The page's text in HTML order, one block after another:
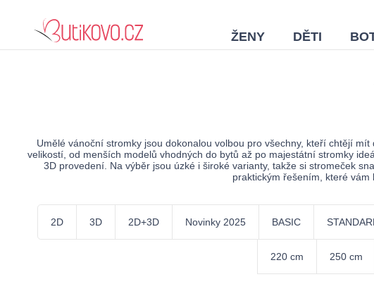
ŽENY DĚTI
Umělé vánoční stromky jsou dokonalou volbou pro všechny, kteří chtějí
velikostí, od menších modelů vhodných do bytů až po majestátní stromky
3D provedení. Na výběr jsou úzké i široké varianty, takže si stromeček
praktickým řešením, které
2D 3D 2D+3D Novinky 2025 BASIC
220 cm 250 cm